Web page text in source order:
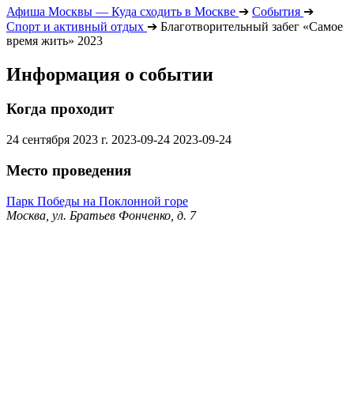
Афиша Москвы — Куда сходить в Москве ➔ События ➔
Спорт и активный отдых ➔ Благотворительный забег «Самое
время жить» 2023
Информация о событии
Когда проходит
24 сентября 2023 г. 2023-09-24 2023-09-24
Место проведения
Парк Победы на Поклонной горе
Москва, ул. Братьев Фонченко, д. 7